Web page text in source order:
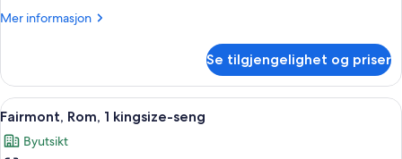
Mer informasjon
Mer
Rom,
queensize-
Se tilgjengelighet og priser
Åpne
alle
bildene
Fairmont, Rom, 1 kingsize-seng |
5
Fairmont, Rom, 1 kingsize-seng
Byutsikt